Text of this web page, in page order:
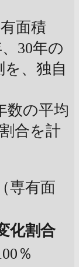
面積
30年の
、独自
数の平均
合を計
専有面
化割合
％